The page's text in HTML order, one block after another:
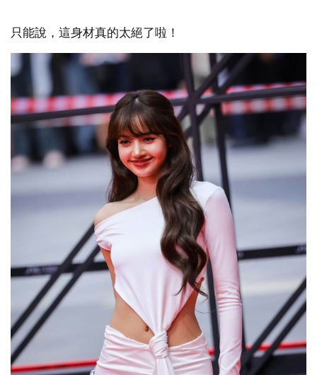
只能說，這身材真的太絕了啦！